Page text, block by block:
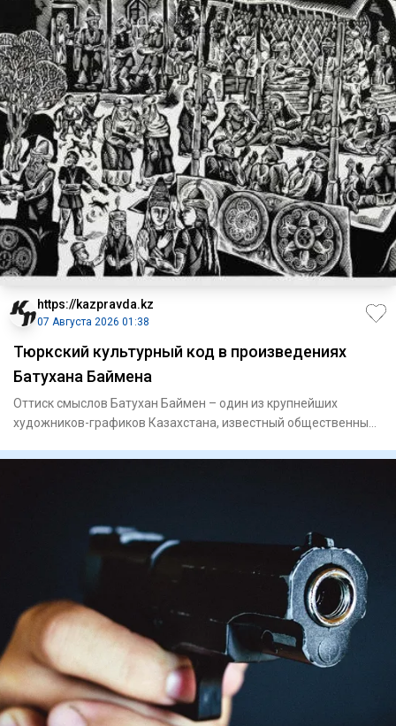
https://kazpravda.kz
07 Августа 2026 01:38
Тюркский культурный код в произведениях
Батухана Баймена
Оттиск смыслов Батухан Баймен – один из крупнейших
художников-графиков Казахстана, известный общественный